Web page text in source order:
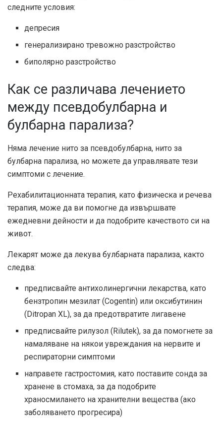
следните условия:
депресия
генерализирано тревожно разстройство
биполярно разстройство
Как се различава лечението
между псевдобулбарна и
булбарна парализа?
Няма лечение нито за псевдобулбарна, нито за
булбарна парализа, но можете да управлявате тези
симптоми с лечение.
Рехабилитационната терапия, като физическа и речева
терапия, може да ви помогне да извършвате
ежедневни дейности и да подобрите качеството си на
живот.
Лекарят може да лекува булбарната парализа, както
следва:
предписвайте антихолинергични лекарства, като
бензтропин мезилат (Cogentin) или оксибутинин
(Ditropan XL), за да предотвратите лигавене
предписвайте рилузол (Rilutek), за да помогнете за
намаляване на някои увреждания на нервите и
респираторни симптоми
направете гастростомия, като поставите сонда за
хранене в стомаха, за да подобрите
храносмилането на хранителни вещества (ако
заболяването прогресира)